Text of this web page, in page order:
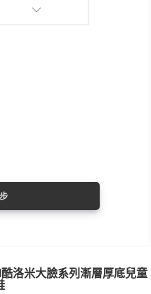
洛米大臉系列漸層厚底兒童